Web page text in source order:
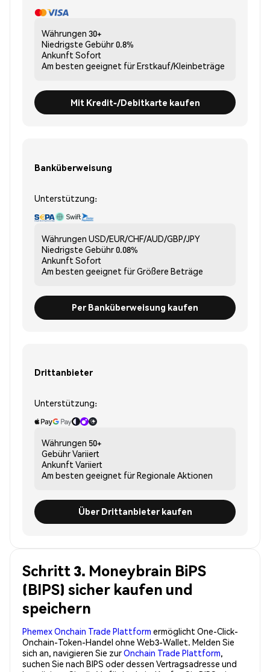
Währungen 30+
Niedrigste Gebühr0.8%
Ankunft Sofort
Am besten geeignet fürErstkauf/Kleinbeträge
Mit Kredit-/Debitkarte kaufen
Banküberweisung
Unterstützung:
Währungen USD/EUR/CHF/AUD/GBP/JPY
Niedrigste Gebühr0.08%
Ankunft Sofort
Am besten geeignet fürGrößere Beträge
Per Banküberweisung kaufen
Drittanbieter
Unterstützung:
Währungen 50+
GebührVariiert
Ankunft Variiert
Am besten geeignet fürRegionale Aktionen
Über Drittanbieter kaufen
Schritt 3. Moneybrain BiPS
(BIPS) sicher kaufen und
speichern
Phemex Onchain Trade Plattform ermöglicht One-Click-
Onchain-Token-Handel ohne Web3-Wallet. Melden Sie
sich an, navigieren Sie zurOnchain Trade Plattform,
suchen Sie nach BIPS oder dessen Vertragsadresse und